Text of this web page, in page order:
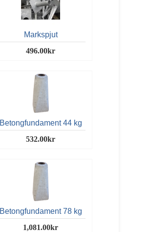
Markspjut
496.00kr
Betongfundament 44 kg
532.00kr
Betongfundament 78 kg
1,081.00kr